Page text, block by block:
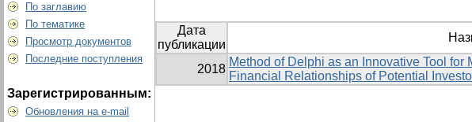
По заглавию
По тематике
Просмотр документов
Последние поступления
Зарегистрированным:
Обновления на e-mail
Дата
публикации
2018
Method of Delphi as an Innovative Tool for
Financial Relationships of Potential